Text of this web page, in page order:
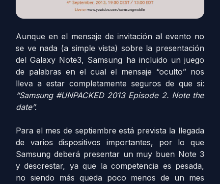
Aunque en el mensaje de invitación al evento no
se ve nada (a simple vista) sobre la presentación
del Galaxy Note3, Samsung ha incluido un juego
de palabras en el cual el mensaje “oculto” nos
lleva a estar completamente seguros de que si:
“Samsung #‎UNPACKED‬ 2013 Episode 2. Note the
date”.
Para el mes de septiembre está prevista la llegada
de varios dispositivos importantes, por lo que
Samsung deberá presentar un muy buen Note 3
y descrestar, ya que la competencia es pesada,
no siendo más queda poco menos de un mes